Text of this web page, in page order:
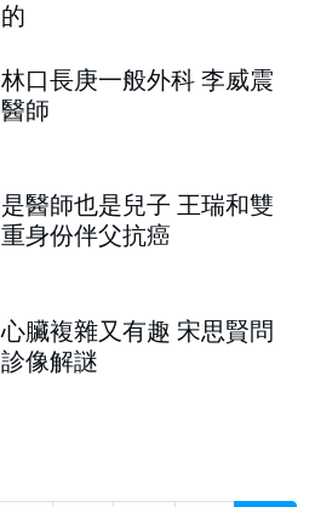
的
林口長庚一般外科 李威震
醫師
是醫師也是兒子 王瑞和雙
重身份伴父抗癌
心臟複雜又有趣 宋思賢問
診像解謎